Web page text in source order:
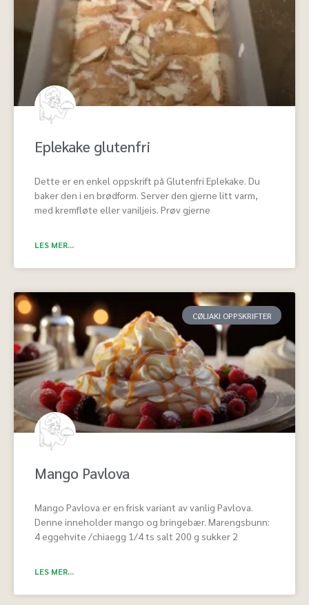
Eplekake glutenfri
Dette er en enkel oppskrift på Glutenfri Eplekake. Du
baker den i en brødform. Server den gjerne litt varm,
med kremfløte eller vaniljeis. Prøv gjerne
LES MER...
CØLIAKI OPPSKRIFTER
Mango Pavlova
Mango Pavlova er en frisk variant av vanlig Pavlova.
Denne inneholder mango og bringebær. Marengsbunn:
4 eggehvite /chiaegg 1/4 ts salt 200 g sukker 2
LES MER...